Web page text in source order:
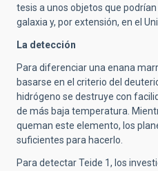
tesis a unos objetos que
galaxia y, por extensión, en el
La detección
Para diferenciar una enana
basarse en el criterio del
hidrógeno se destruye con
de más baja temperatura.
queman este elemento, los
suficientes para hacerlo.
Para detectar Teide 1, los